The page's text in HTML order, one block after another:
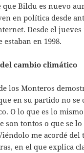
Bildu es nuevo
en política desde
Desde el jueves
en 1998.
cambio climático
los Monteros
en su partido no se
O lo que es lo
son tontos o que se
me acordé del
en el que explica